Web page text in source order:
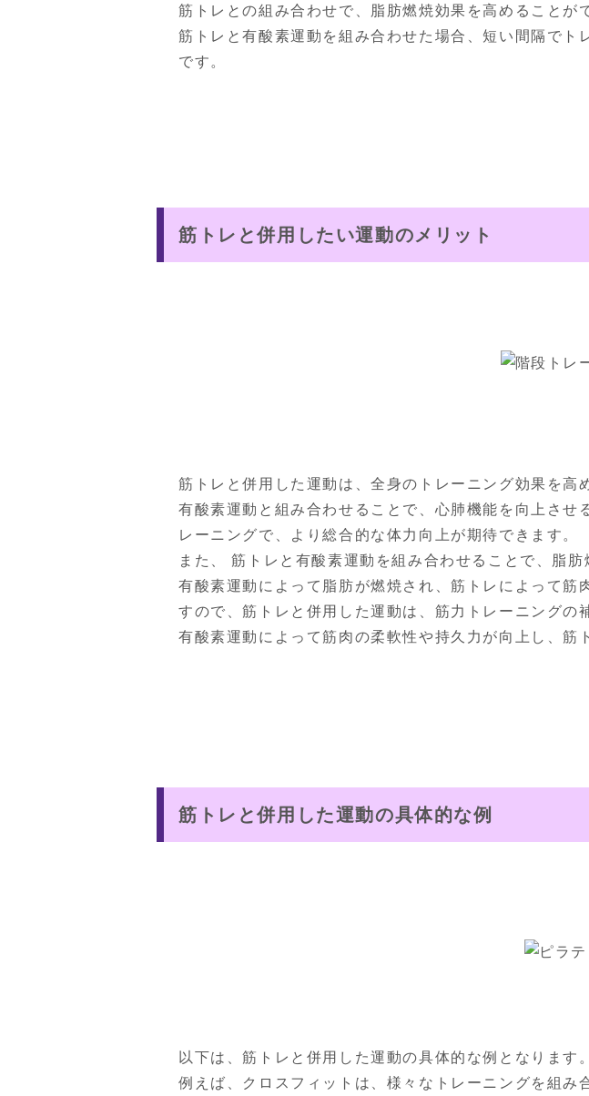
筋トレとの組み合わせで、脂肪燃焼効果を高めることが
筋トレと有酸素運動を組み合わせた場合、短い間隔で
です。
筋トレと併用したい運動のメリット
筋トレと併用した運動は、全身のトレーニング効果を高
有酸素運動と組み合わせることで、心肺機能を向上させ
レーニングで、より総合的な体力向上が期待できます。
また、 筋トレと有酸素運動を組み合わせることで、脂肪
有酸素運動によって脂肪が燃焼され、筋トレによって筋
すので、筋トレと併用した運動は、筋力トレーニングの
有酸素運動によって筋肉の柔軟性や持久力が向上し、筋
筋トレと併用した運動の具体的な例
以下は、筋トレと併用した運動の具体的な例となります。
例えば、クロスフィットは、様々なトレーニングを組み